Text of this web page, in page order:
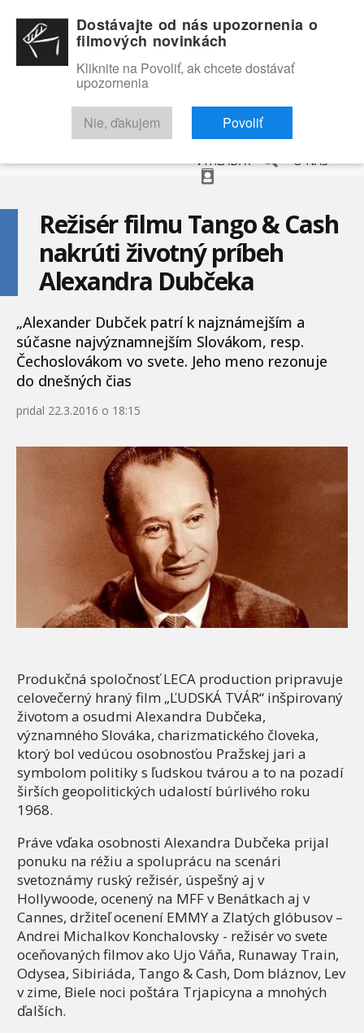
RECENZIE TRAILERY FILMOVÁ DATABÁZA
VYHĽADAŤ O NÁS
Režisér filmu Tango & Cash
nakrúti životný príbeh
Alexandra Dubčeka
„Alexander Dubček patrí k najznámejším a
súčasne najvýznamnejším Slovákom, resp.
Čechoslovákom vo svete. Jeho meno rezonuje
do dnešných čias
pridal 22.3.2016 o 18:15
Produkčná spoločnosť LECA production pripravuje
celovečerný hraný film „ĽUDSKÁ TVÁR“ inšpirovaný
životom a osudmi Alexandra Dubčeka,
významného Slováka, charizmatického človeka,
ktorý bol vedúcou osobnosťou Pražskej jari a
symbolom politiky s ľudskou tvárou a to na pozadí
širších geopolitických udalostí búrlivého roku
1968.
Práve vďaka osobnosti Alexandra Dubčeka prijal
ponuku na réžiu a spoluprácu na scenári
svetoznámy ruský režisér, úspešný aj v
Hollywoode, ocenený na MFF v Benátkach aj v
Cannes, držiteľ ocenení EMMY a Zlatých glóbusov –
Andrei Michalkov Konchalovsky - režisér vo svete
oceňovaných filmov ako Ujo Váňa, Runaway Train,
Odysea, Sibiriáda, Tango & Cash, Dom bláznov, Lev
v zime, Biele noci poštára Trjapicyna a mnohých
ďalších.
Dostávajte od nás upozornenia o
filmových novinkách
Kliknite na Povoliť, ak chcete dostávať
upozornenia
Nie, ďakujem Povoliť